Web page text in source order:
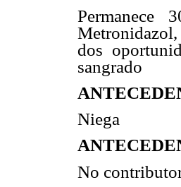
Permanece
dos
sangrado
Niega
No